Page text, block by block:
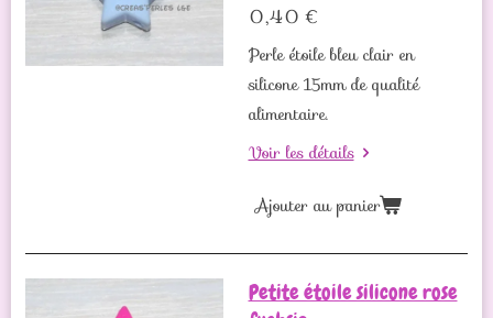
0,40 €
Perle étoile bleu clair en
silicone 15mm de qualité
alimentaire.
Voir les détails
Ajouter au panier
Petite étoile silicone rose